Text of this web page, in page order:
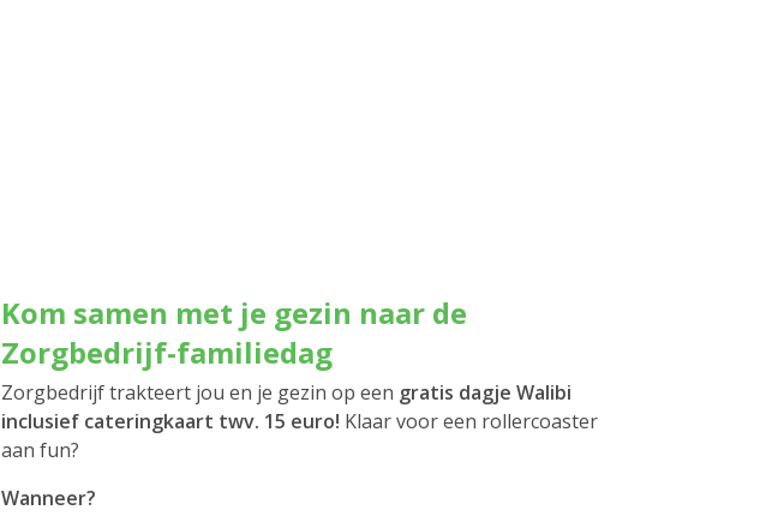
Kom samen met je gezin naar de
Zorgbedrijf-familiedag
Zorgbedrijf trakteert jou en je gezin op een gratis dagje Walibi
inclusief cateringkaart twv. 15 euro! Klaar voor een rollercoaster
aan fun?
Wanneer?